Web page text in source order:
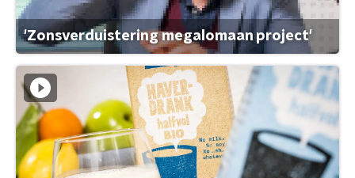
'Zonsverduistering megalomaan project'